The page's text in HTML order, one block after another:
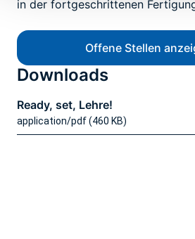
in der fortgeschrittenen
Offene Stellen
Downloads
Ready, set, Lehre!
application/pdf (460 KB)